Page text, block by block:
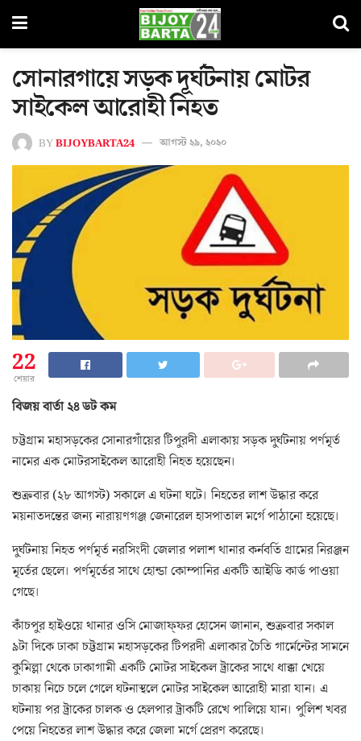
সোনারগায়ে সড়ক দূর্ঘটনায় মোটর
সাইকেল আরোহী নিহত
BYBIJOYBARTA24 আগস্ট ২৯, ২০২০
22
শেয়ার
বিজয় বার্তা ২৪ ডট কম
চট্টগ্রাম মহাসড়কের সোনারগাঁয়ের টিপুরদী এলাকায় সড়ক দুর্ঘটনায় পর্ণমৃর্ত
নামের এক মোটরসাইকেল আরোহী নিহত হয়েছেন।
শুক্রবার (২৮ আগস্ট) সকালে এ ঘটনা ঘটে। নিহতের লাশ উদ্ধার করে
ময়নাতদন্তের জন্য নারায়ণগঞ্জ জেনারেল হাসপাতাল মর্গে পাঠানো হয়েছে।
দুর্ঘটনায় নিহত পর্ণমৃর্ত নরসিংদী জেলার পলাশ থানার কর্নবর্তি গ্রামের নিরঞ্জন
মৃর্তের ছেলে। পর্ণমৃর্তের সাথে হোন্ডা কোম্পানির একটি আইডি কার্ড পাওয়া
গেছে।
কাঁচপুর হাইওয়ে থানার ওসি মোজাফ্ফর হোসেন জানান, শুক্রবার সকাল
৯টা দিকে ঢাকা চট্টগ্রাম মহাসড়কের টিপরদী এলাকার চৈতি গার্মেন্টের সামনে
কুমিল্লা থেকে ঢাকাগামী একটি মোটর সাইকেল ট্রাকের সাথে ধাক্কা খেয়ে
চাকায় নিচে চলে গেলে ঘটনাস্থলে মোটর সাইকেল আরোহী মারা যান। এ
ঘটনায় পর ট্রাকের চালক ও হেলপার ট্রাকটি রেখে পালিয়ে যান। পুলিশ খবর
পেয়ে নিহতের লাশ উদ্ধার করে জেলা মর্গে প্রেরণ করেছে।